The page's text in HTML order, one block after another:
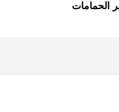
الحمامات